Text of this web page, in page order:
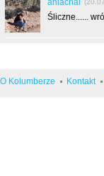
aniachal
Śliczne......
O Kolumberze Kontakt